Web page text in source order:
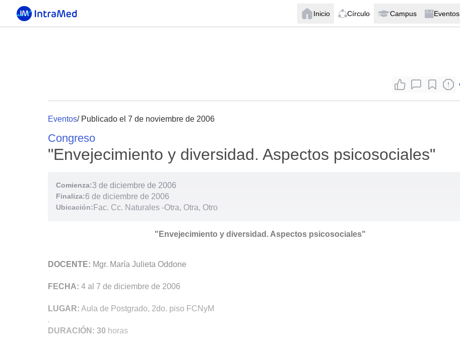
Inicio Círculo Campus Eventos
Eventos/ Publicado el 7 de noviembre de 2006
Congreso
"Envejecimiento y diversidad. Aspectos psicosociales"
Comienza:3 de diciembre de 2006
Finaliza:6 de diciembre de 2006
Ubicación: Fac. Cc. Naturales -Otra, Otra, Otro
"Envejecimiento y diversidad. Aspectos psicosociales"
DOCENTE: Mgr. María Julieta Oddone
FECHA: 4 al 7 de diciembre de 2006
LUGAR: Aula de Postgrado, 2do. piso FCNyM
.
DURACIÓN: 30 horas